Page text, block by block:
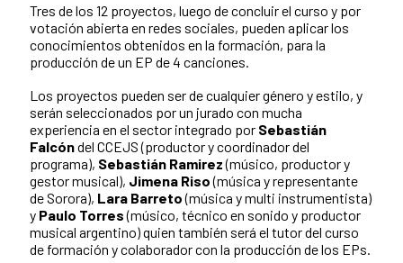
Tres de los 12 proyectos, luego de concluir el curso y por
votación abierta en redes sociales, pueden aplicar los
conocimientos obtenidos en la formación, para la
producción de un EP de 4 canciones.
Los proyectos pueden ser de cualquier género y estilo, y
serán seleccionados por un jurado con mucha
experiencia en el sector integrado por Sebastián
Falcóndel CCEJS (productor y coordinador del
programa), Sebastián Ramirez(músico, productor y
gestor musical), Jimena Riso(música y representante
de Sorora), Lara Barreto(música y multi instrumentista)
y Paulo Torres(músico, técnico en sonido y productor
musical argentino) quien también será el tutor del curso
de formación y colaborador con la producción de los EPs.